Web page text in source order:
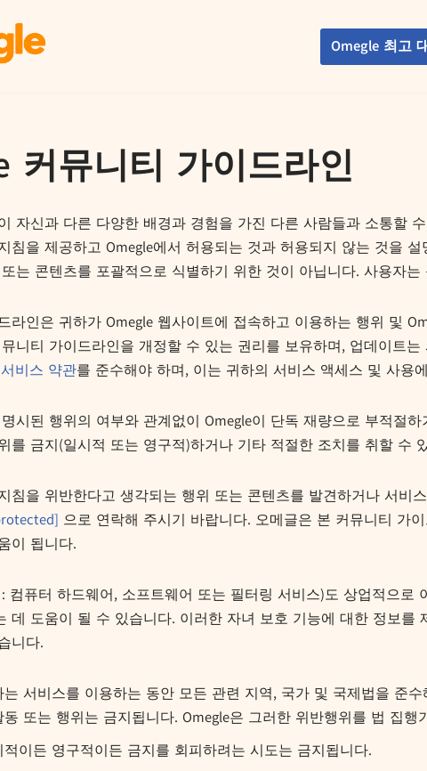
Omegle 최고
커뮤니티 가이드라인
자신과 다른 다양한 배경과 경험을 가진 다른 사람들과 소통할
침을 제공하고 Omegle에서 허용되는 것과 허용되지 않는 것을
는 콘텐츠를 포괄적으로 식별하기 위한 것이 아닙니다. 사용자
라인은 귀하가 Omegle 웹사이트에 접속하고 이용하는 행위 및
니티 가이드라인을 개정할 수 있는 권리를 보유하며, 업데이트
서비스 약관를 준수해야 하며, 이는 귀하의 서비스 액세스 및 사용
시된 행위의 여부와 관계없이 Omegle이 단독 재량으로 부적절
를 금지(일시적 또는 영구적)하거나 기타 적절한 조치를 취할 수
침을 위반한다고 생각되는 행위 또는 콘텐츠를 발견하거나 서비
으로 연락해 주시기 바랍니다. 오메글은 본 커뮤니티 가
이 됩니다.
컴퓨터 하드웨어, 소프트웨어 또는 필터링 서비스)도 상업적으
데 도움이 될 수 있습니다. 이러한 자녀 보호 기능에 대한 정보
니다.
는 서비스를 이용하는 동안 모든 관련 지역, 국가 및 국제법을 준
또는 행위는 금지됩니다. Omegle은 그러한 위반행위를 법 집행
적이든 영구적이든 금지를 회피하려는 시도는 금지됩니다.